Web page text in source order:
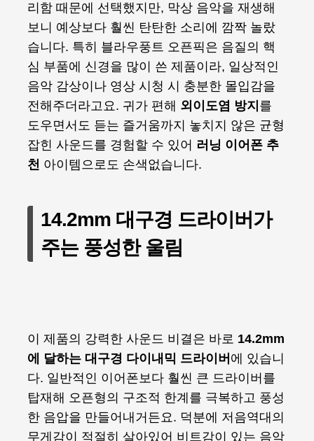
리함 때문에 선택했지만, 막상 음악을 재생해
보니 예상보다 훨씬 탄탄한 소리에 깜짝 놀랐
습니다. 특히 블라우풍트 오픈픽은 음질의 핵
심 부품에 신경을 많이 쓴 제품이라, 일상적인
음악 감상이나 영상 시청 시 충분한 몰입감을
전해주더라고요. 귀가 편해 외이도염 방지 를
도우면서도 듣는 즐거움까지 놓치지 않은 균형
잡힌 사운드를 경험할 수 있어 러닝 이어폰 추
천 아이템으로도 손색없습니다.
14.2mm 대구경 드라이버가
주는 풍성한 울림
이 제품의 강력한 사운드 비결은 바로 14.2mm
에 달하는 대구경 다이내믹 드라이버 에 있습니
다. 일반적인 이어폰보다 훨씬 큰 드라이버를
탑재해 오픈형의 구조적 한계를 극복하고 풍성
한 음압을 만들어내거든요. 덕분에 저음역대의
무게감이 적절히 살아있어 비트감이 있는 음악